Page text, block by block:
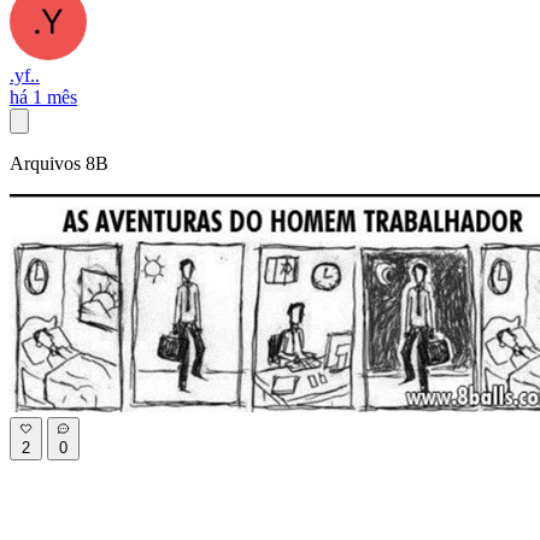
.yf..
há 1 mês
Arquivos 8B
2 0